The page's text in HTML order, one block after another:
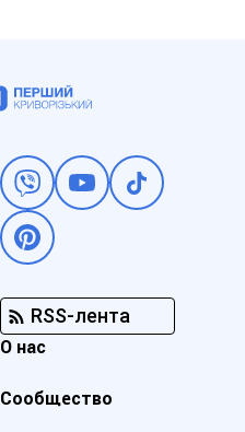
RSS-лента
О нас
Сообщество